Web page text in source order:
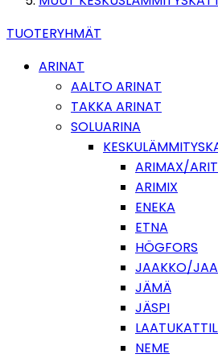
TUOTERYHMÄT
ARINAT
AALTO ARINAT
TAKKA ARINAT
SOLUARINA
ARIMAX/
ARIMIX
ENEKA
ETNA
HÖGFORS
JAAKKO/
JÄMÄ
JÄSPI
NEME